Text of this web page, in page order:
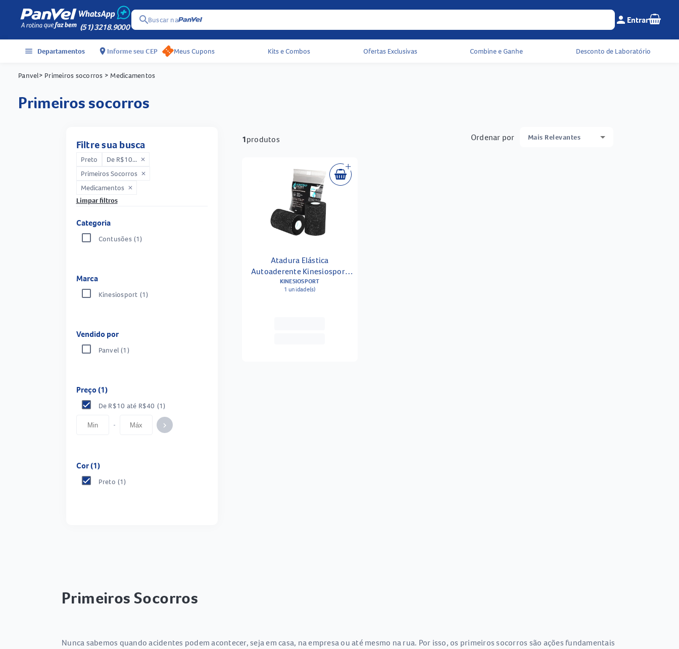
(51) 3218.9000
searchBuscar na Menu do cliente e
person Entrar Seu
Acessos rápidos do cabeçalho
menu Departamentos location_on Informe seu CEP Meus Cupons Kits e Combos Ofertas Exclusivas Combine e Ganhe Desconto de Laboratório
Panvel> Primeiros socorros > Medicamentos
primeiros socorros
Filtre sua busca
Preto De R$10... close
Primeiros Socorros close
Medicamentos close
Limpar filtros
Categoria
Contusões (1)
Marca
Kinesiosport (1)
Vendido por
Panvel (1)
Preço (1)
De R$10 até R$40 (1)
- keyboard_arrow_right
Cor (1)
Preto (1)
1produtos Ordenar por Mais Relevantes
Atadura Elástica
Autoaderente Kinesiosport
7.5cm X 4.5m - Preta
KINESIOSPORT
1 unidade(s)
Primeiros Socorros
Nunca sabemos quando acidentes podem acontecer, seja em casa, na empresa ou até mesmo na rua. Por isso, os primeiros socorros são ações fundamentais